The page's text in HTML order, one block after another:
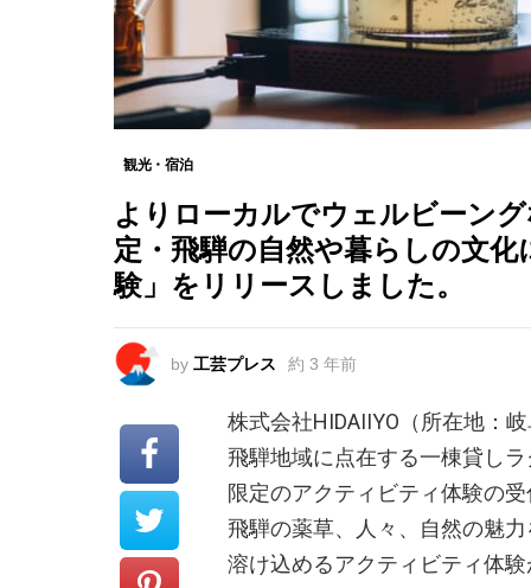
観光・宿泊
よりローカルでウェルビーン
定・飛騨の自然や暮らしの文
験」をリリースしました。
by 工芸プレス 約 3 年前
株式会社HIDAIIYO（所在地：
飛騨地域に点在する一棟貸し
限定のアクティビティ体験の
飛騨の薬草、人々、自然の魅
溶け込めるアクティビティ体